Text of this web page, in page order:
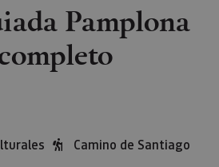
Pamplona
Camino de Santiago